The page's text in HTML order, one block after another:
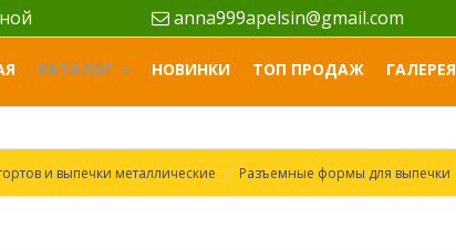
anna999apelsin@gmail.com
КАТАЛОГ НОВИНКИ ТОП ПРОДАЖ ГАЛЕРЕЯ
и выпечки металлические Разъемные формы для выпечки